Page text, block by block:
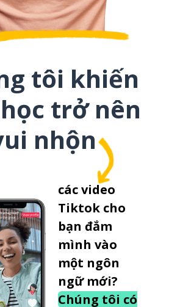
tôi khiến
trở nên
nhộn
các video
Tiktok cho
bạn đắm
mình vào
một ngôn
ngữ mới?
Chúng tôi có